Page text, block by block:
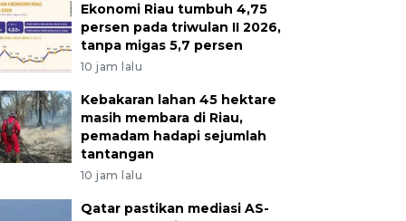
Ekonomi Riau tumbuh 4,75
persen pada triwulan II 2026,
tanpa migas 5,7 persen
10 jam lalu
Kebakaran lahan 45 hektare
masih membara di Riau,
pemadam hadapi sejumlah
tantangan
10 jam lalu
Qatar pastikan mediasi AS-